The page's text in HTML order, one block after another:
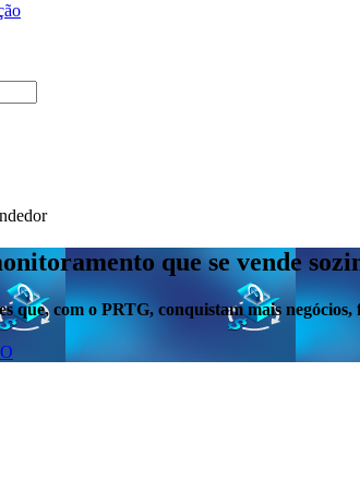
que se vende
que, com o PRTG, conquistam mais